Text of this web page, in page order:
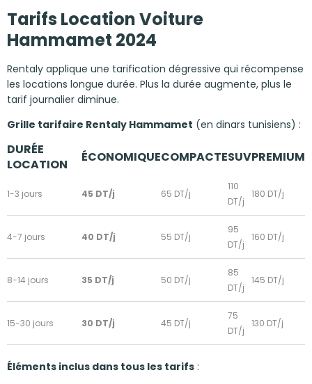
Tarifs Location Voiture
Hammamet 2024
Rentaly applique une tarification dégressive qui récompense
les locations longue durée. Plus la durée augmente, plus le
tarif journalier diminue.
Grille tarifaire Rentaly Hammamet (en dinars tunisiens) :
DURÉE
LOCATION
ÉCONOMIQUECOMPACTESUVPREMIUM
1-3 jours 45 DT/j 65 DT/j
110
DT/j
180 DT/j
4-7 jours 40 DT/j 55 DT/j
95
DT/j
160 DT/j
8-14 jours 35 DT/j 50 DT/j
85
DT/j
145 DT/j
15-30 jours 30 DT/j 45 DT/j
75
DT/j
130 DT/j
Éléments inclus dans tous les tarifs :